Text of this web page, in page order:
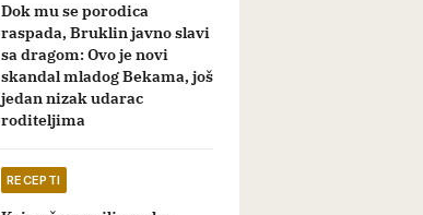
Dok mu se porodica
raspada, Bruklin javno slavi
sa dragom: Ovo je novi
skandal mladog Bekama, još
jedan nizak udarac
roditeljima
RECEPTI